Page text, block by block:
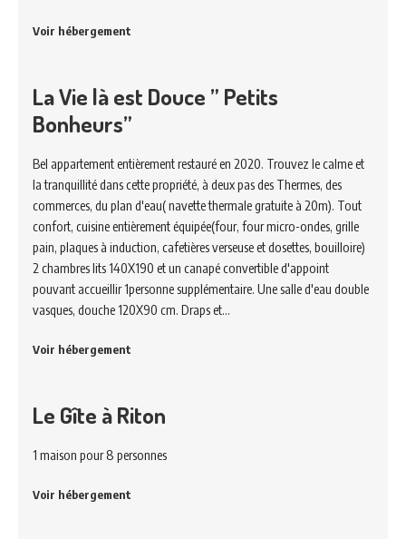
Voir hébergement
La Vie là est Douce ” Petits
Bonheurs”
Bel appartement entièrement restauré en 2020. Trouvez le calme et
la tranquillité dans cette propriété, à deux pas des Thermes, des
commerces, du plan d'eau( navette thermale gratuite à 20m). Tout
confort, cuisine entièrement équipée(four, four micro-ondes, grille
pain, plaques à induction, cafetières verseuse et dosettes, bouilloire)
2 chambres lits 140X190 et un canapé convertible d'appoint
pouvant accueillir 1personne supplémentaire. Une salle d'eau double
vasques, douche 120X90 cm. Draps et…
Voir hébergement
Le Gîte à Riton
1 maison pour 8 personnes
Voir hébergement